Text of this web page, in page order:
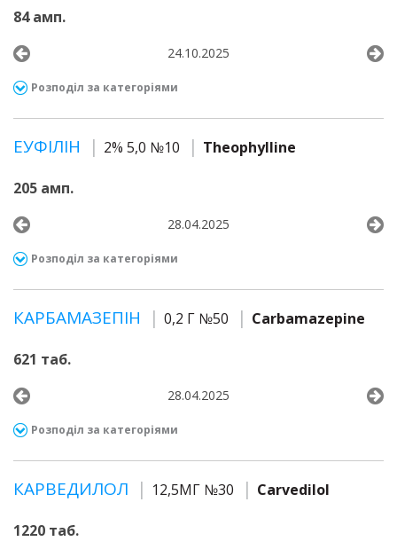
84 амп.
24.10.2025
Розподіл за категоріями
ЕУФІЛІН 2% 5,0 №10 Theophylline
205 амп.
28.04.2025
Розподіл за категоріями
КАРБАМАЗЕПІН 0,2 Г №50 Carbamazepine
621 таб.
28.04.2025
Розподіл за категоріями
КАРВЕДИЛОЛ 12,5МГ №30 Carvedilol
1220 таб.